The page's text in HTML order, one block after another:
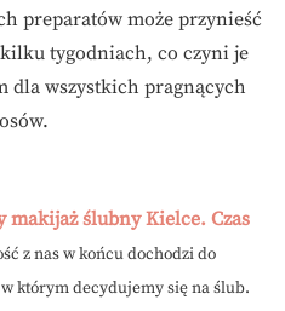
preparatów może przynieść
tygodniach, co czyni je
dla wszystkich pragnących
ślubny Kielce. Czas
z nas w końcu dochodzi do
którym decydujemy się na ślub.